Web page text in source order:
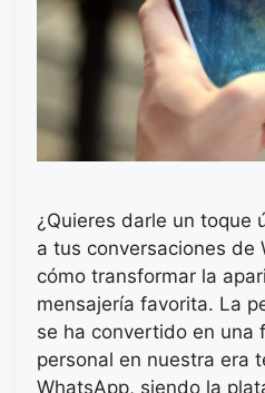
¿Quieres darle un toque
a tus conversaciones de
cómo transformar la
mensajería favorita. La
se ha convertido en una
personal en nuestra era
WhatsApp, siendo la